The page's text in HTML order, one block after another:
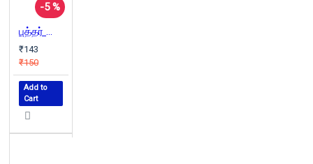
-5 %
புத்தர் வைத்திருந்த தானியம்
₹143
₹150
Add to
Cart